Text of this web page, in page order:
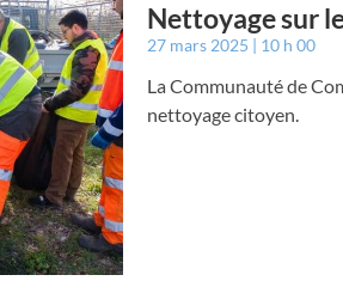
Nettoyage sur
27 mars 2025 10 h 00
La Communauté de
nettoyage citoyen.